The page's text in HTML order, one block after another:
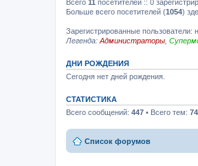
Всего 11 посетителей :: 0
Больше всего посетителей (1054)
Зарегистрированные пользователи:
Легенда: Администраторы
ДНИ РОЖДЕНИЯ
Сегодня нет дней рождения.
СТАТИСТИКА
Всего сообщений: 447 • Всего тем: 74
Список форумов